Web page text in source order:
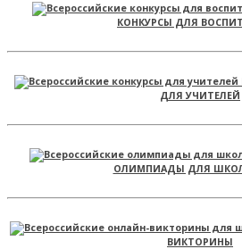
КОНКУРСЫ ДЛЯ
ДЛЯ УЧИТЕЛЕЙ
ОЛИМПИАДЫ ДЛЯ
ВИКТОРИНЫ